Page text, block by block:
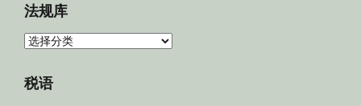
法规库
法
库
税语